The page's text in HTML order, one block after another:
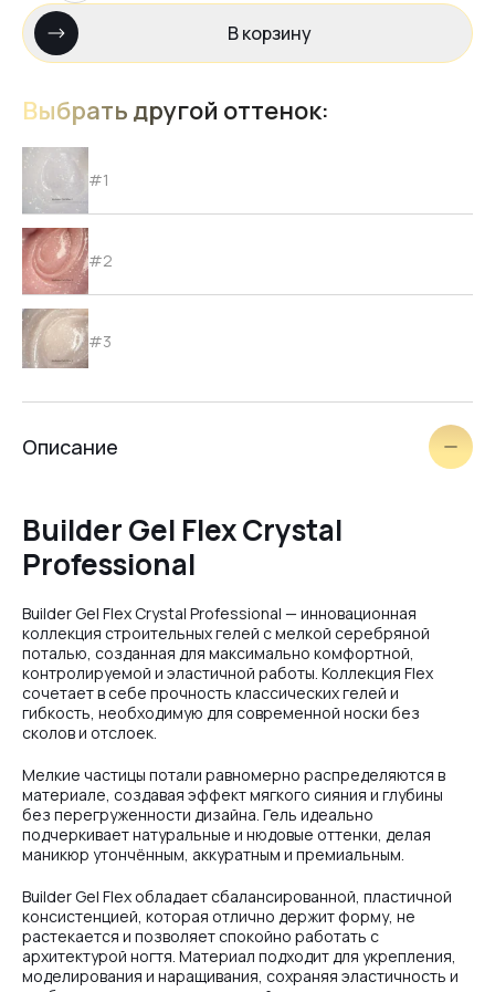
В корзину
Выбрать другой оттенок:
#1
#2
#3
Описание
Builder Gel Flex Crystal
Professional
Builder Gel Flex Crystal Professional — инновационная
коллекция строительных гелей с мелкой серебряной
поталью, созданная для максимально комфортной,
контролируемой и эластичной работы. Коллекция Flex
сочетает в себе прочность классических гелей и
гибкость, необходимую для современной носки без
сколов и отслоек.
Мелкие частицы потали равномерно распределяются в
материале, создавая эффект мягкого сияния и глубины
без перегруженности дизайна. Гель идеально
подчеркивает натуральные и нюдовые оттенки, делая
маникюр утончённым, аккуратным и премиальным.
Builder Gel Flex обладает сбалансированной, пластичной
консистенцией, которая отлично держит форму, не
растекается и позволяет спокойно работать с
архитектурой ногтя. Материал подходит для укрепления,
моделирования и наращивания, сохраняя эластичность и